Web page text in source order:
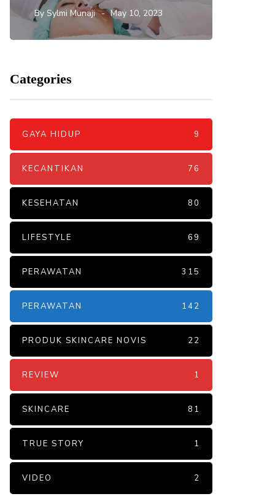
By Sylmi Munaji May 10, 2023
Categories
GAYA HIDUP 9
KECANTIKAN 76
KESEHATAN 80
LIFESTYLE 69
PERAWATAN 315
PERAWATAN 142
PRODUK SKINCARE NOVIS 22
REVIEW 1
SKINCARE 81
TRUE STORY 1
VIDEO 2